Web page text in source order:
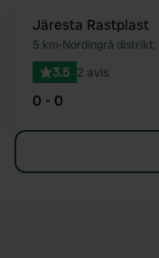
Järesta Rastplast
5 km•Nordingrå distrikt,
3.5 2 avis
0 - 0